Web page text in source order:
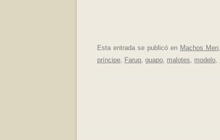
Esta entrada se publicó en Machos Men,
príncipe
Faruq guapo malotes modelo